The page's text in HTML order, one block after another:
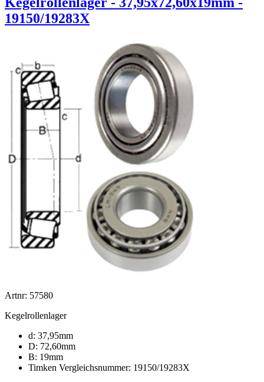
19150/19283X
Artnr: 57580
Kegelrollenlager
d: 37,95mm
D: 72,60mm
B: 19mm
Timken Vergleichsnummer: 19150/19283X